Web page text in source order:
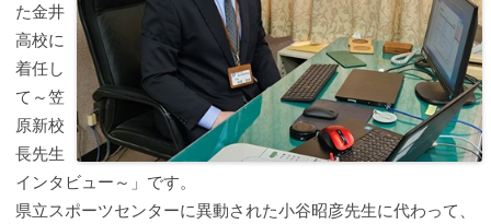
た金井
高校に
着任し
て～笠
原新校
長先生
インタビュー～」です。
県立スポーツセンターに異動された小谷昭彦先生に代わって、